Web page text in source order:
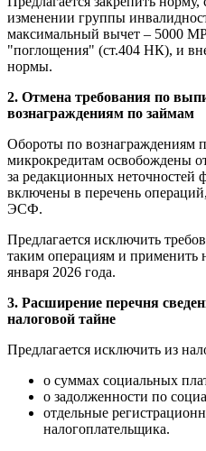
изменении группы
максимальный вычет – 5000
"поглощения" (ст.404 НК), и
нормы.
2. Отмена требования по
вознаграждениям по займам
Обороты по вознаграждениям
микрокредитам освобождены
за редакционных неточностей
включены в перечень
ЭСФ.
Предлагается исключить
таким операциям и применить
января 2026 года.
3. Расширение перечня
налоговой тайне
Предлагается исключить из
о суммах социальных
о задолженности по
отдельные
налогоплательщика.